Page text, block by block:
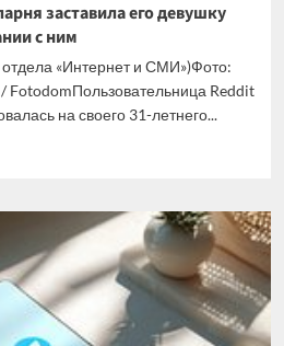
заставила его девушку
с ним
«Интернет и СМИ»)Фото:
FotodomПользовательница Reddit
на своего 31-летнего...